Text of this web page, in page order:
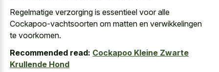
Regelmatige verzorging is essentieel voor alle
Cockapoo-vachtsoorten om matten en verwikkelingen
te voorkomen.
Recommended read: Cockapoo Kleine Zwarte
Krullende Hond